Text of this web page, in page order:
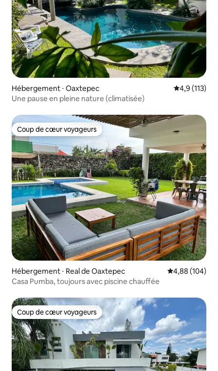
Hébergement ⋅ Oaxtepec Évaluation
4,9 (113)
Une pause en pleine nature (climatisée)
Coup de cœur voyageurs
Coup de cœur voyageurs
Hébergement ⋅ Real de Oaxtepec Évaluation
4,88 (104)
Casa Pumba, toujours avec piscine chauffée
Coup de cœur voyageurs
Coup de cœur voyageurs